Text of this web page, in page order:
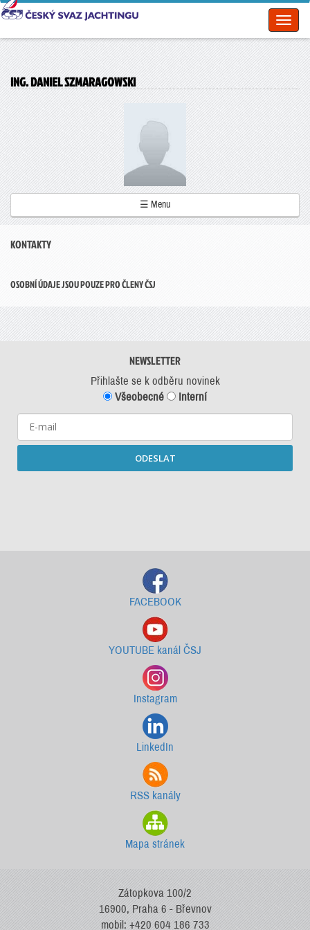
ING. DANIEL SZMARAGOWSKI
☰ Menu
KONTAKTY
OSOBNÍ ÚDAJE JSOU POUZE PRO ČLENY ČSJ
NEWSLETTER
Přihlašte se k odběru novinek
Všeobecné
Interní
ODESLAT
FACEBOOK
YOUTUBE kanál ČSJ
Instagram
LinkedIn
RSS kanály
Mapa stránek
Zátopkova 100/2
16900, Praha 6 - Břevnov
mobil: +420 604 186 733